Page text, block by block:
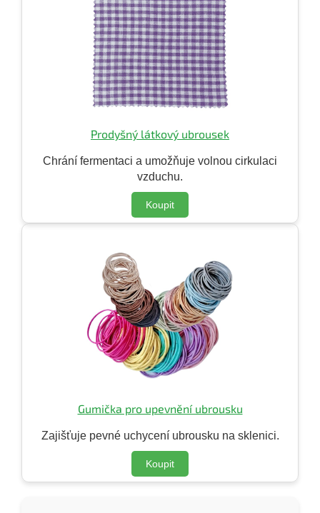
Prodyšný látkový ubrousek
Chrání fermentaci a umožňuje volnou cirkulaci
vzduchu.
Koupit
Gumička pro upevnění ubrousku
Zajišťuje pevné uchycení ubrousku na sklenici.
Koupit